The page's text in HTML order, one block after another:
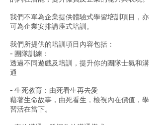
我們不單為企業提供體驗式學習培訓項目，亦
可為企業安排講座式培訓。
我們所提供的培訓項目內容包括：
- 團隊訓練：
透過不同遊戲及培訓，提升你的團隊士氣和溝
通
- 生死教育：由死看生再去愛
藉著生命故事，由死看生，檢視內在價值，學
習活在當下。